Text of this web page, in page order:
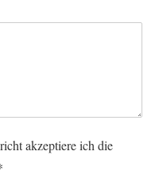
akzeptiere ich die